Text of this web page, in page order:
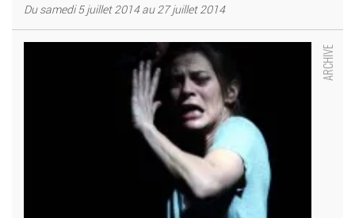
Du samedi 5 juillet 2014 au 27 juillet 2014